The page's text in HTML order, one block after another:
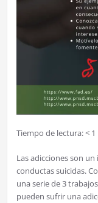
Tiempo de lectura:< 1
Las adicciones son
conductas suicidas.
una serie de 3
pueden sufrir una